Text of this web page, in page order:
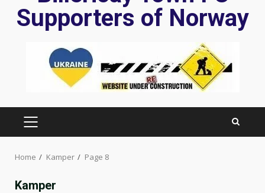
Supporters of Norway
PRIMARY
MENU
Home Kamper Page 8
Kamper